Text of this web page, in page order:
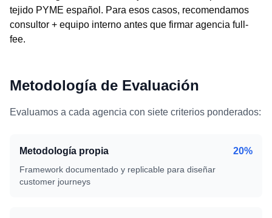
tejido PYME español. Para esos casos, recomendamos
consultor + equipo interno antes que firmar agencia full-
fee.
Metodología de Evaluación
Evaluamos a cada agencia con siete criterios ponderados:
Metodología propia 20%
Framework documentado y replicable para diseñar
customer journeys